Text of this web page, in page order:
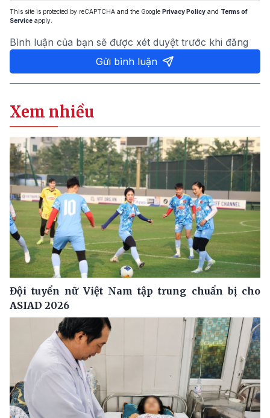
This site is protected by reCAPTCHA and the Google Privacy Policy and Terms of
Service apply.
Bình luận của bạn sẽ được xét duyệt trước khi đăng
Gửi bình luận
Xem nhiều
Đội tuyển nữ Việt Nam tập trung chuẩn bị cho
ASIAD 2026